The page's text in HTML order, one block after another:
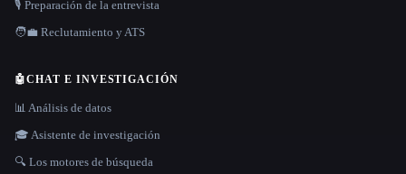
🎙️ Preparación de la entrevista
🧑‍💼 Reclutamiento y ATS
🤖CHAT E INVESTIGACIÓN
📊 Análisis de datos
🎓 Asistente de investigación
🔍 Los motores de búsqueda